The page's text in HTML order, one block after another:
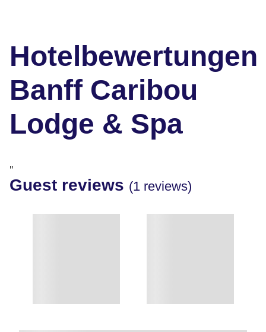
Hotelbewertungen
Banff Caribou
Lodge & Spa
"
Guest reviews (1 reviews)